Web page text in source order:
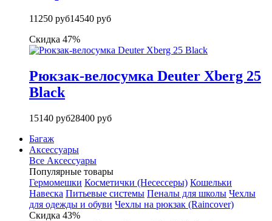
11250 руб14540 руб
Скидка 47%
Рюкзак-велосумка Deuter Xberg 25
Black
15140 руб28400 руб
Багаж
Аксессуары
Все Аксессуары
Популярные товары
Гермомешки Косметички (Несессеры) Кошельки
Навеска Питьевые системы Пеналы для школы Чехлы
для одежды и обуви Чехлы на рюкзак (Raincover)
Скидка 43%